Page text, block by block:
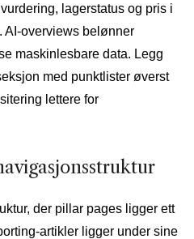
lagerstatus og pris i
AI-overviews belønner
maskinlesbare data. Legg
med punktlister øverst
lettere for
der pillar pages ligger ett
artikler ligger under sine